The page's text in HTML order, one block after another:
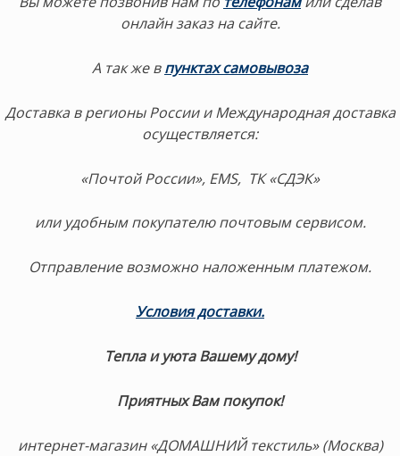
онлайн заказ на сайте.
А так же в пунктах самовывоза
Доставка в регионы России и Международная доставка
осуществляется:
«Почтой России», EMS, ТК «СДЭК»
или удобным покупателю почтовым сервисом.
Отправление возможно наложенным платежом.
Условия доставки.
Тепла и уюта Вашему дому!
Приятных Вам покупок!
интернет-магазин «ДОМАШНИЙ текстиль» (Москва)